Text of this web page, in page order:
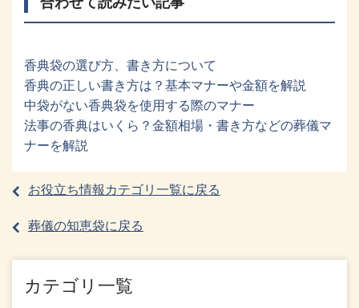
香典袋の選び方、書き方について
香典の正しい書き方は？基本マナーや金額を解説
中袋がない香典袋を使用する際のマナー
法事の香典はいくら？金額相場・書き方などの葬儀マ
ナーを解説
お役立ち情報カテゴリ一覧に戻る
葬儀の知恵袋に戻る
カテゴリ一覧